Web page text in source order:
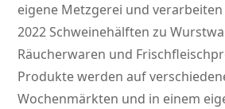
eigene Metzgerei und
2022 Schweinehälften zu
Räucherwaren und
Produkte werden auf
Wochenmärkten und in einem